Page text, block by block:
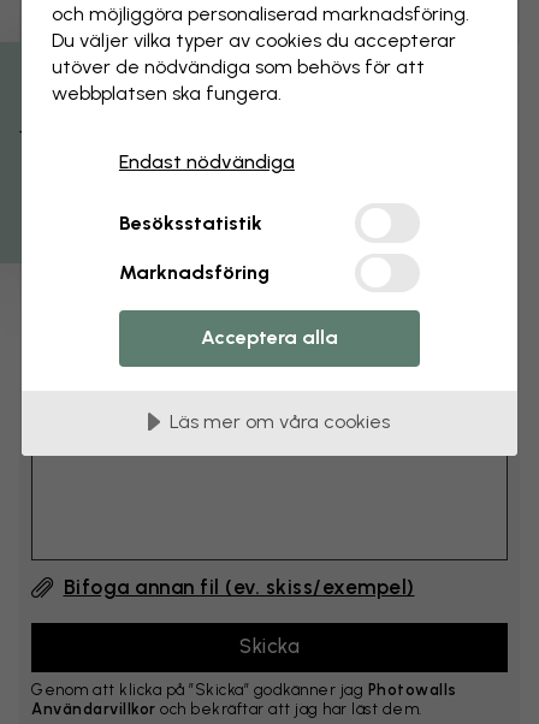
Ändringar
Storlek
Lägg till kommentar
Kommentar #1
Bifoga annan fil (ev. skiss/exempel)
Genom att klicka på ”Skicka” godkänner jag Photowalls
Användarvillkor och bekräftar att jag har läst dem.
och möjliggöra personaliserad marknads­föring.
Du väljer vilka typer av cookies du accepterar
utöver de nödvändiga som behövs för att
webbplatsen ska fungera.
Endast nödvändiga
Besöksstatistik
Marknadsföring
Acceptera alla
Läs mer om våra cookies
Få 15% rabatt